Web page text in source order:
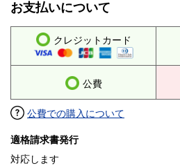
お支払いについて
クレジットカード
公費
公費での購入について
適格請求書発行
対応します